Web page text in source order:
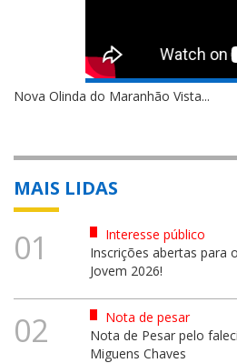
Nova Olinda do Maranhão Vista...
MAIS LIDAS
01
Interesse público
Inscrições abertas para
Jovem 2026!
02
Nota de pesar
Nota de Pesar pelo
Miguens Chaves